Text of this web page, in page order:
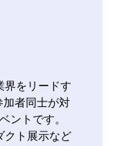
界をリードす
者同士が対
ントです。
クト展示など